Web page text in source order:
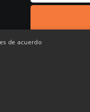
de acuerdo